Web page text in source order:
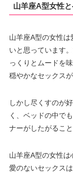
山羊座A型女性
山羊座A型の女性
いと思っています
っくりとムードを
穏やかなセックスが
しかし尽くすのが
く、ベッドの中で
ナーがしたがるこ
山羊座A型の女性は
愛のないセックス